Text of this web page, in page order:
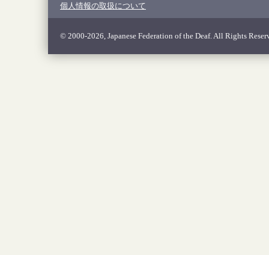
個人情報の取扱について
© 2000-2026, Japanese Federation of the Deaf. All Rights